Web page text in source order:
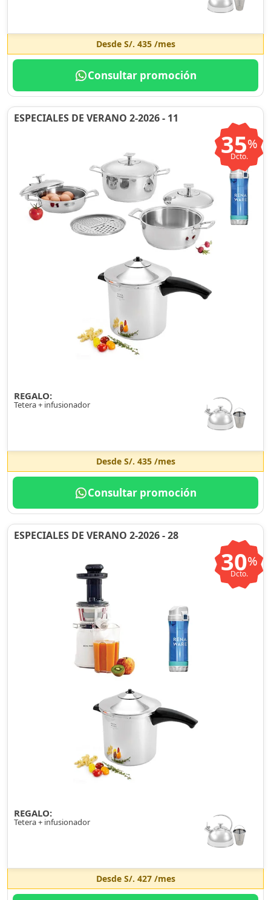
Desde S/. 435/mes
Consultar promoción
ESPECIALES DE VERANO 2-2026 - 11
35%
Dcto.
REGALO:
Tetera + infusionador
Desde S/. 435/mes
Consultar promoción
ESPECIALES DE VERANO 2-2026 - 28
30%
Dcto.
REGALO:
Tetera + infusionador
Desde S/. 427/mes